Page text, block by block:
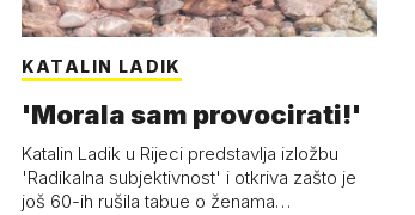
KATALIN LADIK
'Morala sam provocirati!'
Katalin Ladik u Rijeci predstavlja izložbu
'Radikalna subjektivnost' i otkriva zašto je
još 60-ih rušila tabue o ženama…